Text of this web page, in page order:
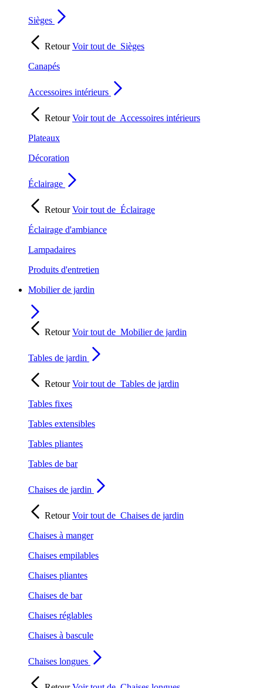
Sièges
RetourVoir tout de Sièges
Canapés
Accessoires intérieurs
RetourVoir tout de Accessoires intérieurs
Plateaux
Décoration
Éclairage
RetourVoir tout de Éclairage
Éclairage d'ambiance
Lampadaires
Produits d'entretien
Mobilier de jardin
RetourVoir tout de Mobilier de jardin
Tables de jardin
RetourVoir tout de Tables de jardin
Tables fixes
Tables extensibles
Tables pliantes
Tables de bar
Chaises de jardin
RetourVoir tout de Chaises de jardin
Chaises à manger
Chaises empilables
Chaises pliantes
Chaises de bar
Chaises réglables
Chaises à bascule
Chaises longues